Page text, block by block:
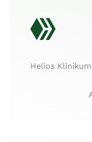
Helios